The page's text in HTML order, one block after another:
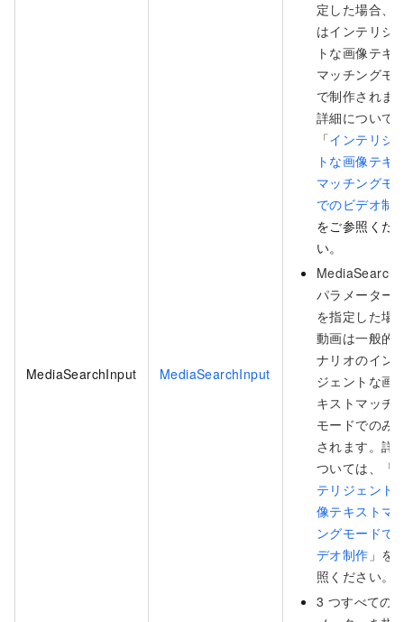
定した場合、
はインテリジ
トな画像テキ
マッチングモ
で制作されま
詳細について
「インテリジ
トな画像テキ
マッチングモ
でのビデオ制
をご参照くだ
い。
パラメーター
を指定した場
動画は一般的
ナリオのイン
ジェントな画
キストマッチ
モードでのみ
されます。詳
ついては、「
テリジェント
像テキストマ
ングモードで
デオ制作 」を
照ください。
3 つすべての
MediaSearchInput MediaSearchInput